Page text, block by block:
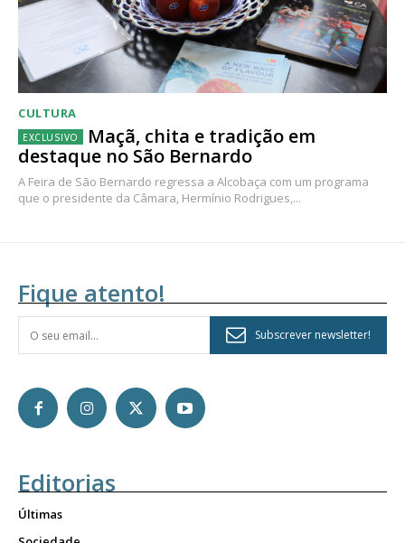
CULTURA
Maçã, chita e tradição em
destaque no São Bernardo
A Feira de São Bernardo regressa a Alcobaça com um programa
que o presidente da Câmara, Hermínio Rodrigues,...
Fique atento!
Subscrever newsletter!
Editorias
Últimas